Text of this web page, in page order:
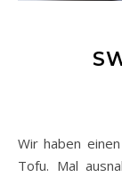
Wir haben einen neuen Star am Tofu-Himmel: Sweet Chili
Tofu. Mal